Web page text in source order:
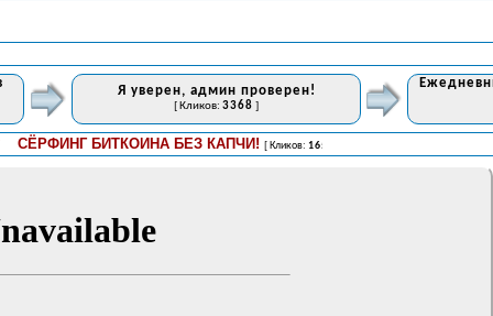
Я уверен, админ проверен!
[ Кликов: 3368 ]
БИТКОИНА БЕЗ КАПЧИ! [ Кликов:1657]